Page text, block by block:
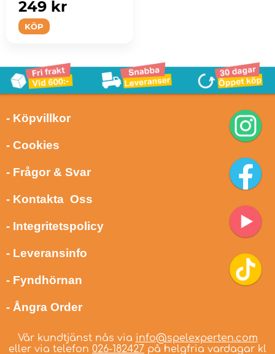
KÖP
249 kr
- Köpvillkor
- Cookies
- Frågor & Svar
- Kontakta Oss
- Integritetspolicy
- Leveransinfo
- Fyndhörnan
- Ångra Order
Vår kundtjänst nås via info@spelexperten.com
eller via telefon 026-182427 på helgfria vardagar kl